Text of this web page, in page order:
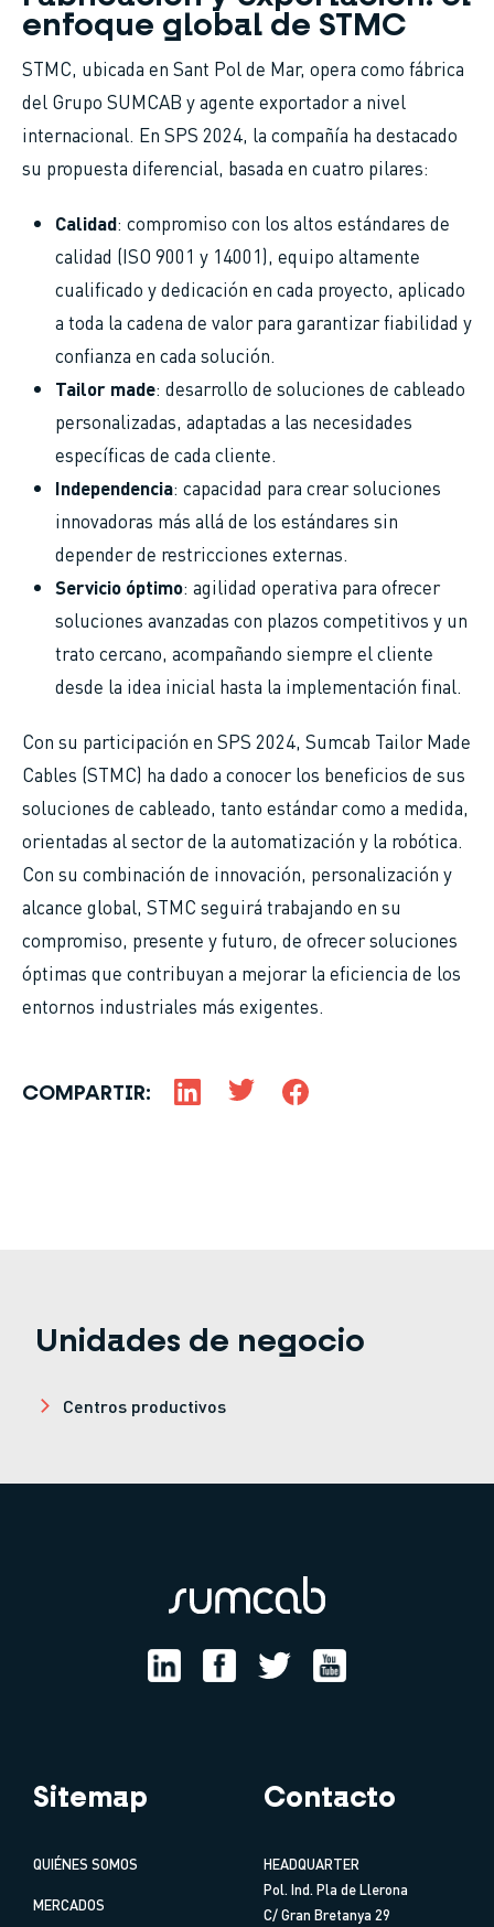
enfoque global de STMC
STMC, ubicada en Sant Pol de Mar, opera como fábrica
del Grupo SUMCAB y agente exportador a nivel
internacional. En SPS 2024, la compañía ha destacado
su propuesta diferencial, basada en cuatro pilares:
Calidad: compromiso con los altos estándares de
calidad (ISO 9001 y 14001), equipo altamente
cualificado y dedicación en cada proyecto, aplicado
a toda la cadena de valor para garantizar fiabilidad y
confianza en cada solución.
Tailor made: desarrollo de soluciones de cableado
personalizadas, adaptadas a las necesidades
específicas de cada cliente.
Independencia: capacidad para crear soluciones
innovadoras más allá de los estándares sin
depender de restricciones externas.
Servicio óptimo: agilidad operativa para ofrecer
soluciones avanzadas con plazos competitivos y un
trato cercano, acompañando siempre el cliente
desde la idea inicial hasta la implementación final.
Con su participación en SPS 2024, Sumcab Tailor Made
Cables (STMC) ha dado a conocer los beneficios de sus
soluciones de cableado, tanto estándar como a medida,
orientadas al sector de la automatización y la robótica.
Con su combinación de innovación, personalización y
alcance global, STMC seguirá trabajando en su
compromiso, presente y futuro, de ofrecer soluciones
óptimas que contribuyan a mejorar la eficiencia de los
entornos industriales más exigentes.
COMPARTIR:
Unidades de negocio
Centros productivos
Sitemap
QUIÉNES SOMOS
MERCADOS
Contacto
HEADQUARTER
Pol. Ind. Pla de Llerona
C/ Gran Bretanya 29